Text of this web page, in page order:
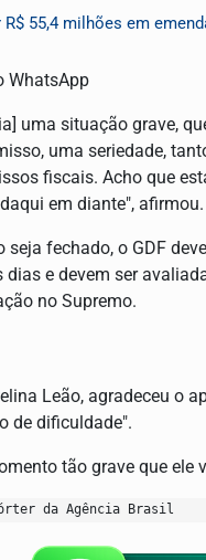
55,4 milhões em
WhatsApp
uma situação grave,
uma seriedade,
fiscais. Acho que
em diante", afirmou.
seja fechado, o GDF
e devem ser
no Supremo.
Leão, agradeceu o
de dificuldade".
tão grave que ele
da Agência Brasil